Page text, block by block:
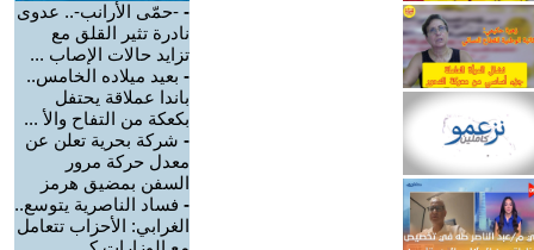
- -حمّى الأرانب-.. عدوى
نادرة تثير القلق مع
تزايد حالات الإصاب ...
- بعيد ميلاده الخامس..
باندا عملاقة يحتفل
بكعكة من التفاح والأ ...
- شركة بحرية تعلن عن
معدل حركة مرور
السفن بمضيق هرمز
- فساد الناصرية يتوسع..
الغرابي: الأحزاب تتعامل